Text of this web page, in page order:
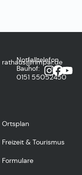
rathaus@rimpar.de
Notfalltelefon
Bauhof:
0151 55052450
Ortsplan
Freizeit & Tourismus
Formulare